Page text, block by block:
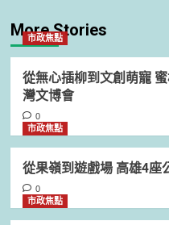
More Stories
市政焦點
從無心插柳到文創萌寵
灣文博會
0
市政焦點
從果嶺到遊戲場 高雄4座
0
市政焦點